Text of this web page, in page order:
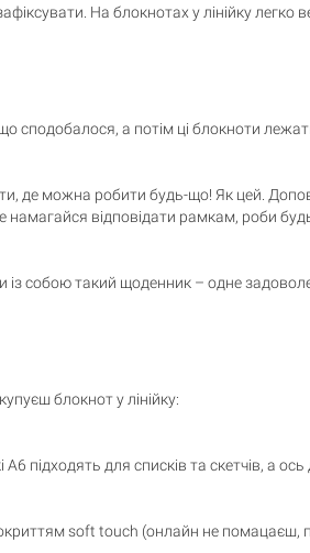
зафіксувати. На блокнотах у лінійку
сподобалося, а потім ці блокноти
де можна робити будь-що! Як цей.
відповідати рамкам, роби
із собою такий щоденник – одне
блокнот у лінійку:
підходять для списків та скетчів, а
soft touch (онлайн не помацаєш,